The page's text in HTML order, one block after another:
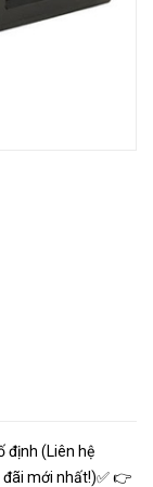
định (Liên hệ
mới nhất!)✅ 👉